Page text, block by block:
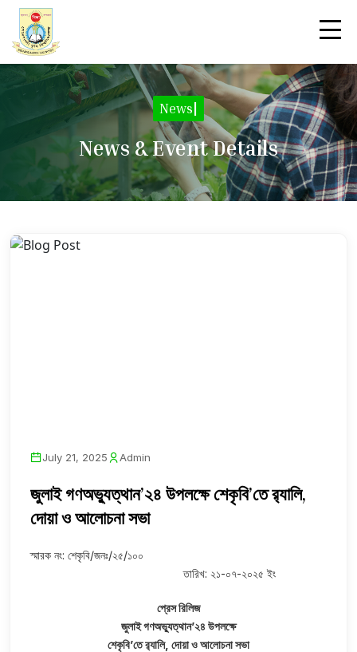
News
News & Event Details
July 21, 2025 Admin
জুলাই গণঅভ্যুত্থান’২৪ উপলক্ষে শেকৃবি’তে র‌্যালি,
দোয়া ও আলোচনা সভা
স্মারক নং: শেকৃবি/জনঃ/২৫/১০০
তারিখ: ২১-০৭-২০২৫ ইং
প্রেস রিলিজ
জুলাই গণঅভ্যুত্থান’২৪ উপলক্ষে
শেকৃবি’তে র‌্যালি, দোয়া ও আলোচনা সভা